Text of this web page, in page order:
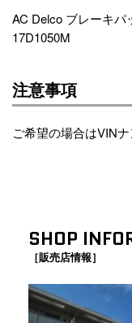
AC Delco ブレーキパ
17D1050M
注意事項
ご希望の場合はVIN
SHOP
［販売店情報］